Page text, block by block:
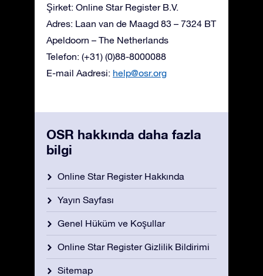
Şirket: Online Star Register B.V.
Adres: Laan van de Maagd 83 – 7324 BT
Apeldoorn – The Netherlands
Telefon: (+31) (0)88-8000088
E-mail Aadresi: help@osr.org
OSR hakkında daha fazla
bilgi
Online Star Register Hakkında
Yayın Sayfası
Genel Hüküm ve Koşullar
Online Star Register Gizlilik Bildirimi
Sitemap